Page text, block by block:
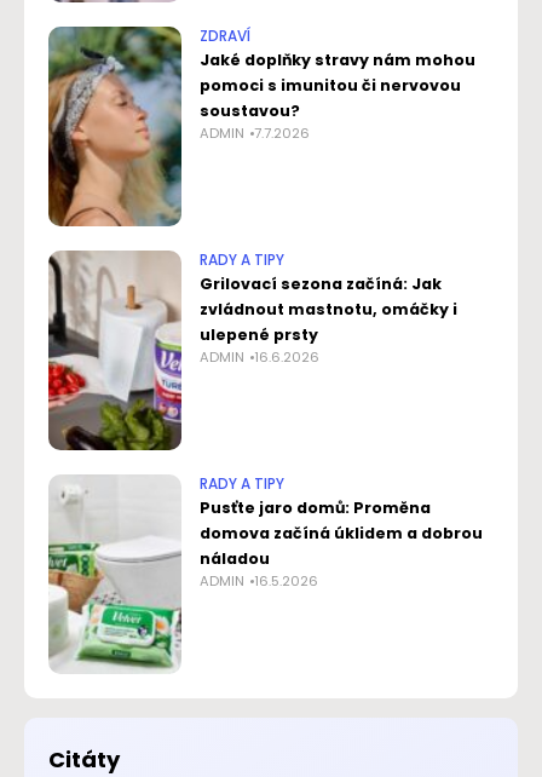
ZDRAVÍ
Jaké doplňky stravy nám mohou
pomoci s imunitou či nervovou
soustavou?
ADMIN 7.7.2026
RADY A TIPY
Grilovací sezona začíná: Jak
zvládnout mastnotu, omáčky i
ulepené prsty
ADMIN 16.6.2026
RADY A TIPY
Pusťte jaro domů: Proměna
domova začíná úklidem a dobrou
náladou
ADMIN 16.5.2026
Citáty